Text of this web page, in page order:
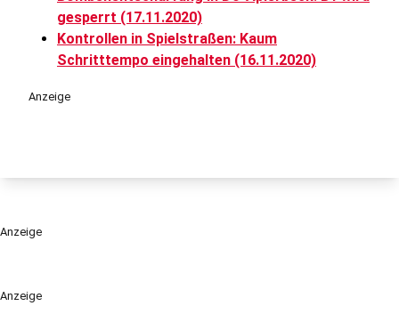
Anzeige
gesperrt (17.11.2020)
Kontrollen in Spielstraßen: Kaum
Schritttempo eingehalten (16.11.2020)
Anzeige
Anzeige